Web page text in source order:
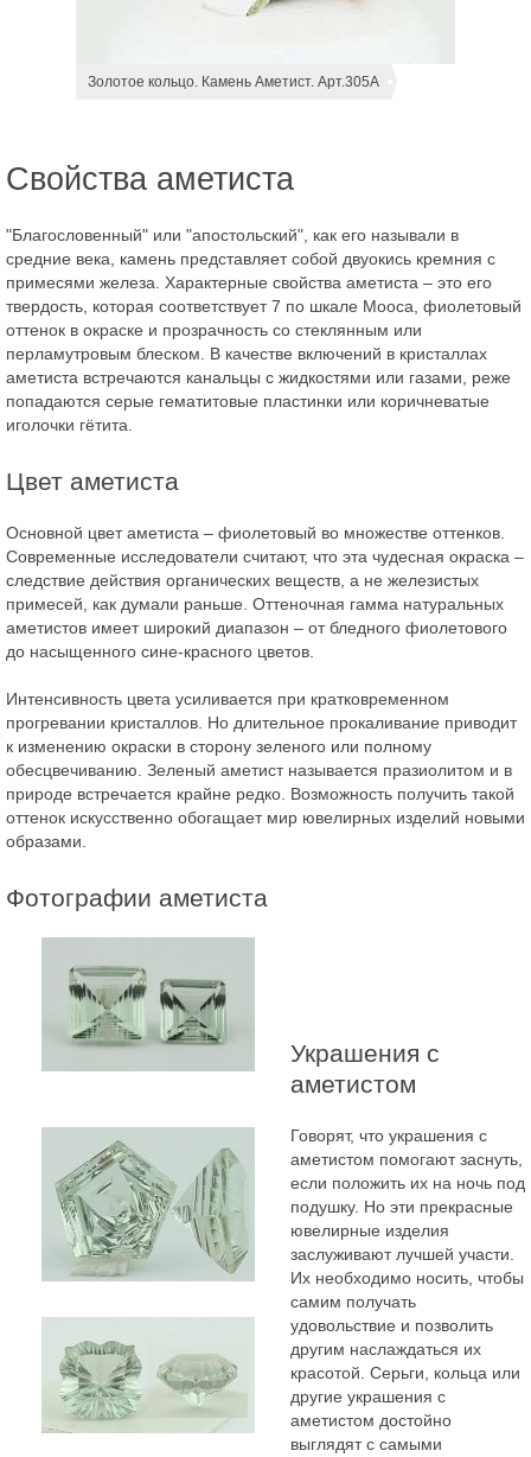
Золотое кольцо. Камень Аметист. Арт.305А
Свойства аметиста
"Благословенный" или "апостольский", как его называли в
средние века, камень представляет собой двуокись кремния с
примесями железа. Характерные свойства аметиста – это его
твердость, которая соответствует 7 по шкале Мооса, фиолетовый
оттенок в окраске и прозрачность со стеклянным или
перламутровым блеском. В качестве включений в кристаллах
аметиста встречаются канальцы с жидкостями или газами, реже
попадаются серые гематитовые пластинки или коричневатые
иголочки гётита.
Цвет аметиста
Основной цвет аметиста – фиолетовый во множестве оттенков.
Современные исследователи считают, что эта чудесная окраска –
следствие действия органических веществ, а не железистых
примесей, как думали раньше. Оттеночная гамма натуральных
аметистов имеет широкий диапазон – от бледного фиолетового
до насыщенного сине-красного цветов.
Интенсивность цвета усиливается при кратковременном
прогревании кристаллов. Но длительное прокаливание приводит
к изменению окраски в сторону зеленого или полному
обесцвечиванию. Зеленый аметист называется празиолитом и в
природе встречается крайне редко. Возможность получить такой
оттенок искусственно обогащает мир ювелирных изделий новыми
образами.
Фотографии аметиста
Украшения с
аметистом
Говорят, что украшения с
аметистом помогают заснуть,
если положить их на ночь под
подушку. Но эти прекрасные
ювелирные изделия
заслуживают лучшей участи.
Их необходимо носить, чтобы
самим получать
удовольствие и позволить
другим наслаждаться их
красотой. Серьги, кольца или
другие украшения с
аметистом достойно
выглядят с самыми